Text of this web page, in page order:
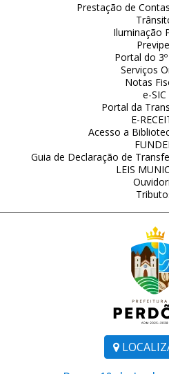
Prestação de
Iluminação
Portal do
Serviços
Notas
e-SIC
Portal da
E-
Acesso a
Guia de Declaração de
LEIS